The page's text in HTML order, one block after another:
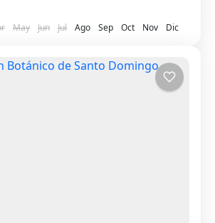
May Jun Jul Ago Sep Oct Nov Dic